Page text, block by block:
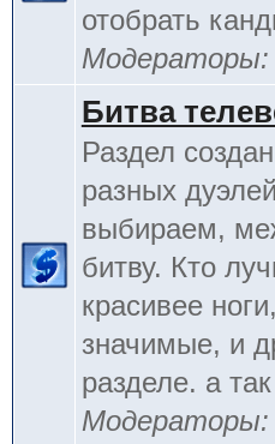
отобрать
Модераторы:
Битва
Раздел
разных
выбираем,
битву. Кто
красивее
значимые, и
разделе. а